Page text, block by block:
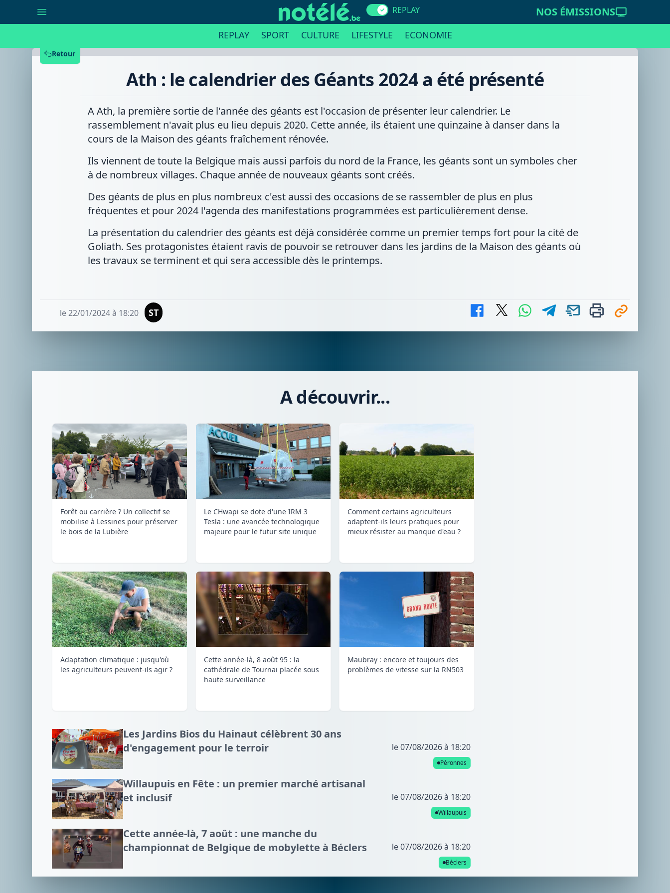
REPLAY NOS ÉMISSIONS
REPLAY SPORT CULTURE LIFESTYLE ECONOMIE
Retour
Ath : le calendrier des Géants 2024 a été présenté
A Ath, la première sortie de l'année des géants est l'occasion de présenter leur calendrier. Le
rassemblement n'avait plus eu lieu depuis 2020. Cette année, ils étaient une quinzaine à danser dans la
cours de la Maison des géants fraîchement rénovée.
Ils viennent de toute la Belgique mais aussi parfois du nord de la France, les géants sont un symboles cher
à de nombreux villages. Chaque année de nouveaux géants sont créés.
Des géants de plus en plus nombreux c'est aussi des occasions de se rassembler de plus en plus
fréquentes et pour 2024 l'agenda des manifestations programmées est particulièrement dense.
La présentation du calendrier des géants est déjà considérée comme un premier temps fort pour la cité de
Goliath. Ses protagonistes étaient ravis de pouvoir se retrouver dans les jardins de la Maison des géants où
les travaux se terminent et qui sera accessible dès le printemps.
le 22/01/2024 à 18:20 ST
A découvrir...
Forêt ou carrière ? Un collectif se
mobilise à Lessines pour préserver
le bois de la Lubière
Le CHwapi se dote d'une IRM 3
Tesla : une avancée technologique
majeure pour le futur site unique
Comment certains agriculteurs
adaptent-ils leurs pratiques pour
mieux résister au manque d'eau ?
Adaptation climatique : jusqu'où
les agriculteurs peuvent-ils agir ?
Cette année-là, 8 août 95 : la
cathédrale de Tournai placée sous
haute surveillance
Maubray : encore et toujours des
problèmes de vitesse sur la RN503
Les Jardins Bios du Hainaut célèbrent 30 ans
d'engagement pour le terroir
le 07/08/2026 à 18:20
Péronnes
Willaupuis en Fête : un premier marché artisanal
et inclusif
le 07/08/2026 à 18:20
Willaupuis
Cette année-là, 7 août : une manche du
championnat de Belgique de mobylette à Béclers
le 07/08/2026 à 18:20
Béclers